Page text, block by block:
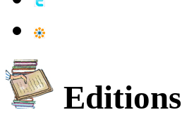
Editions